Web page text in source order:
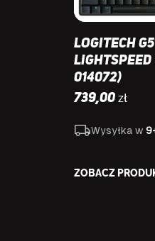
Logitech
Lightspeed
014072)
739,00 zł
Wysyłka w
ZOBACZ